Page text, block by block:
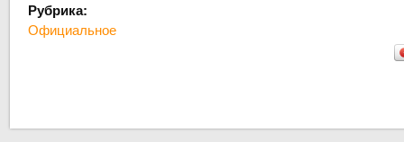
Рубрика:
Официальное